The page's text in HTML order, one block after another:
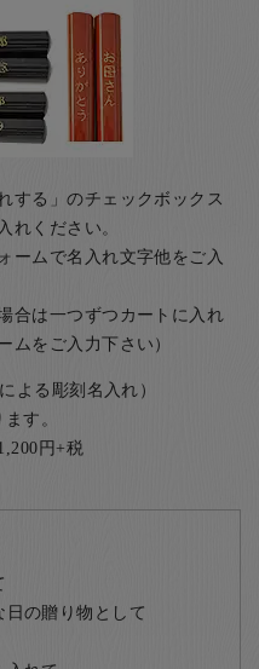
する」のチェックボックス
れください。
ームで名入れ文字他をご入
合は一つずつカートに入れ
ムをご入力下さい）
よる彫刻名入れ）
す。
円+税
日の贈り物として